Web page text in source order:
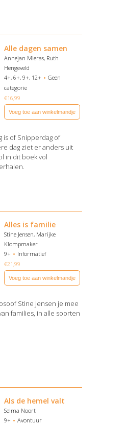
Alle dagen samen
Annejan Mieras, Ruth
Hengeveld
4+, 6+, 9+, 12+
Geen
categorie
€16,99
Voeg toe aan winkelmandje
is of Snipperdag of
dag ziet er anders uit
in dit boek vol
Alles is familie
Stine Jensen, Marijke
Klompmaker
9+
Informatief
€21,99
Voeg toe aan winkelmandje
Stine Jensen je mee
families, in alle soorten
Als de hemel valt
Selma Noort
9+
Avontuur